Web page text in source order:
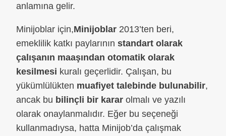
anlamına gelir.
Minijoblar için,Minijoblar 2013’ten beri,
emeklilik katkı paylarının standart olarak
çalışanın maaşından otomatik olarak
kesilmesi kuralı geçerlidir. Çalışan, bu
yükümlülükten muafiyet talebinde bulunabilir,
ancak bu bilinçli bir karar olmalı ve yazılı
olarak onaylanmalıdır. Eğer bu seçeneği
kullanmadıysa, hatta Minijob’da çalışmak